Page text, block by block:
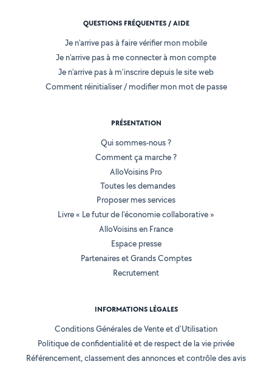
QUESTIONS FRÉQUENTES / AIDE
Je n'arrive pas à faire vérifier mon mobile
Je n'arrive pas à me connecter à mon compte
Je n'arrive pas à m'inscrire depuis le site web
Comment réinitialiser / modifier mon mot de passe
PRÉSENTATION
Qui sommes-nous ?
Comment ça marche ?
AlloVoisins Pro
Toutes les demandes
Proposer mes services
Livre « Le futur de l'économie collaborative »
AlloVoisins en France
Espace presse
Partenaires et Grands Comptes
Recrutement
INFORMATIONS LÉGALES
Conditions Générales de Vente et d'Utilisation
Politique de confidentialité et de respect de la vie privée
Référencement, classement des annonces et contrôle des avis